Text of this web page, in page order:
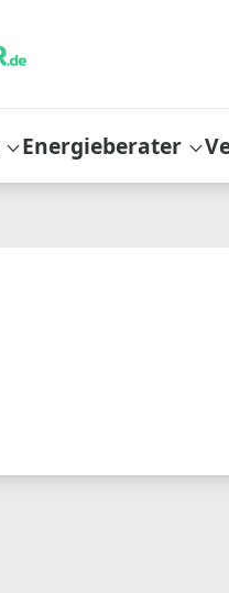
Energieberater